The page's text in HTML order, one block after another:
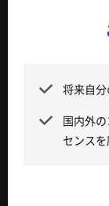
将来自
国内外
センス